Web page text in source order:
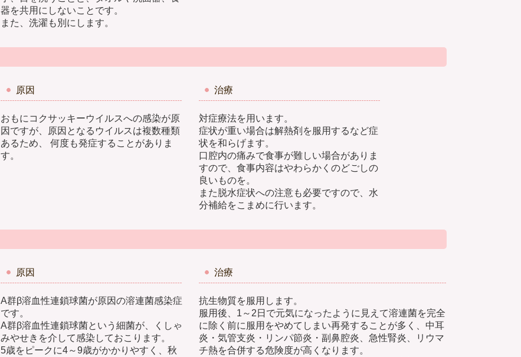
器を共用にしないことです。
また、洗濯も別にします。
原因
おもにコクサッキーウイルスへの感染が原
因ですが、原因となるウイルスは複数種類
あるため、 何度も発症することがありま
す。
治療
対症療法を用います。
症状が重い場合は解熱剤を服用するなど症
状を和らげます。
口腔内の痛みで食事が難しい場合がありま
すので、食事内容はやわらかくのどごしの
良いものを。
また脱水症状への注意も必要ですので、水
分補給をこまめに行います。
原因
A群β溶血性連鎖球菌が原因の溶連菌感染症
です。
A群β溶血性連鎖球菌という細菌が、くしゃ
みやせきを介して感染しておこります。
5歳をピークに4～9歳がかかりやすく、秋
治療
抗生物質を服用します。
服用後、1～2日で元気になったように見えて溶連菌を完全
に除く前に服用をやめてしまい再発することが多く、中耳
炎・気管支炎・リンパ節炎・副鼻腔炎、急性腎炎、リウマ
チ熱を合併する危険度が高くなります。